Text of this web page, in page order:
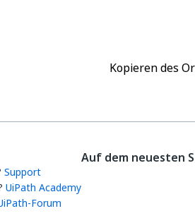
Kopieren des
Support
UiPath Academy
Forum
Auf dem neuesten